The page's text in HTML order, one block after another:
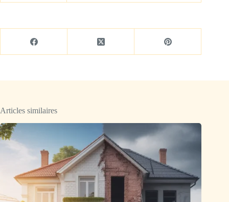
Articles similaires